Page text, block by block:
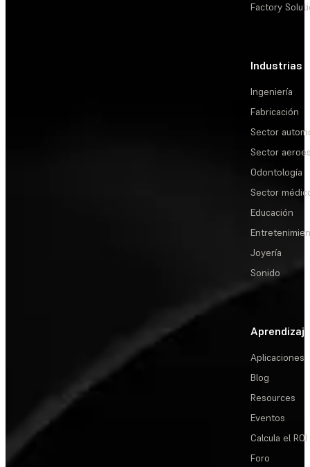
Factory
Industrias
Ingeniería
Fabricación
Sector
Sector
Odontología
Sector
Educación
Joyería
Sonido
Aprendizaje
Aplicaciones
Blog
Resources
Eventos
Calcula el ROI
Foro